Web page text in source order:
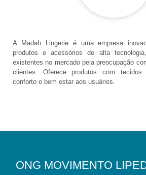
A Madah Lingerie é uma empresa
produtos e acessórios de alta
existentes no mercado pela preocupação
clientes. Oferece produtos com tecidos
conforto e bem estar aos usuários.
ONG MOVIMENTO